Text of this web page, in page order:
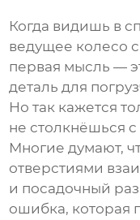
Когда видишь в
ведущее колесо
первая мысль —
деталь для
Но так кажется
не столкнёшься
Многие думают,
отверстиями
и посадочный
ошибка, которая